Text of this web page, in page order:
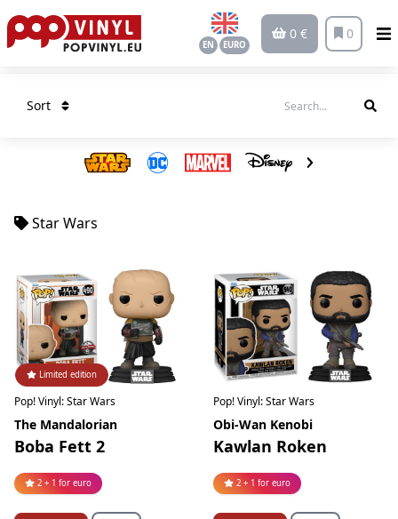
EN EURO
0 € 0
Sort
Star Wars
Limited edition
Pop! Vinyl: Star Wars
The Mandalorian
Boba Fett 2
2 + 1 for euro
Pop! Vinyl: Star Wars
Obi-Wan Kenobi
Kawlan Roken
2 + 1 for euro